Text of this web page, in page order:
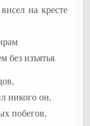
на кресте
без изъятья.
никого он,
побегов,